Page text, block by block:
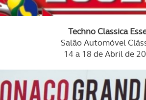
Techno Classica
Salão Automóvel
14 a 18 de Abril de